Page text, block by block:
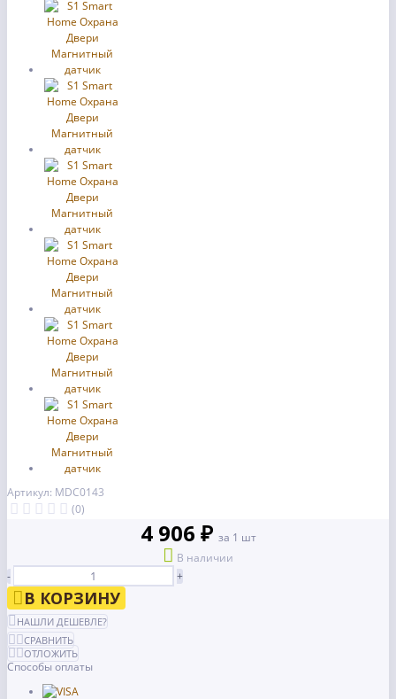
Артикул: MDC0143
(0)
4 906 ₽ за 1 шт
В наличии
-
+
В КОРЗИНУ
НАШЛИ ДЕШЕВЛЕ?
СРАВНИТЬ
ОТЛОЖИТЬ
Способы оплаты